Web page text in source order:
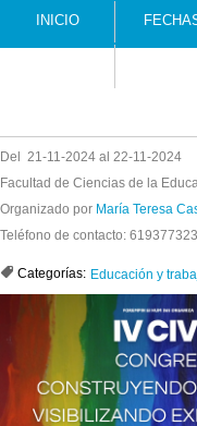
INICIO
Del 21-11-2024 al 22-11-2024
Facultad de Ciencias de la
Organizado por María Teresa
Teléfono de contacto: 619377323
Categorías: Educación y